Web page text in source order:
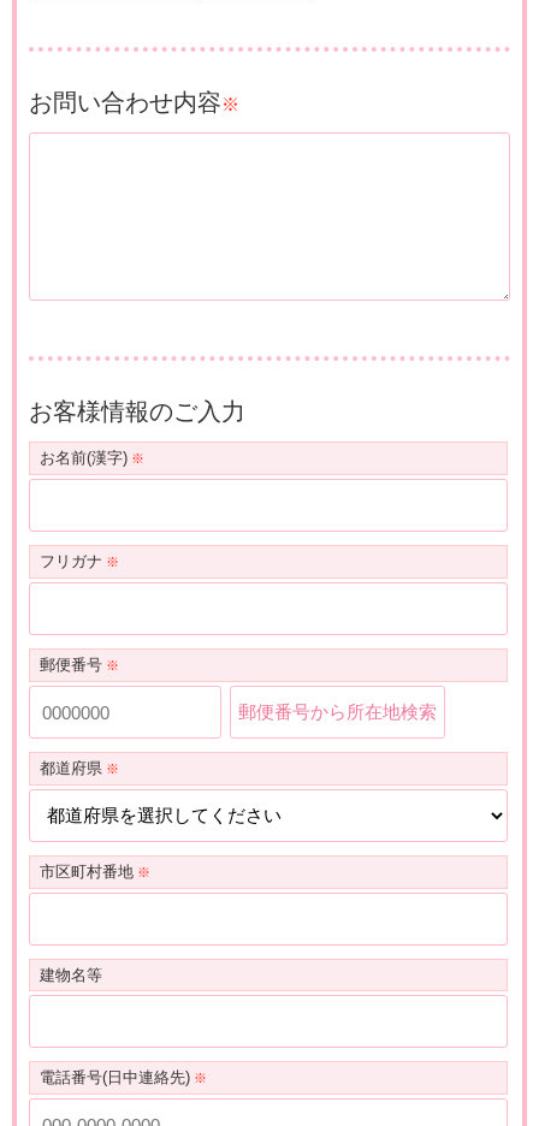
お問い合わせ内容※
お客様情報のご入力
お名前(漢字)
フリガナ
郵便番号
郵便番号から所在地検索
都道府県
市区町村番地
建物名等
電話番号(日中連絡先)